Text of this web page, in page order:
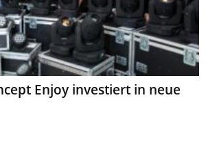
Enjoy investiert in neue